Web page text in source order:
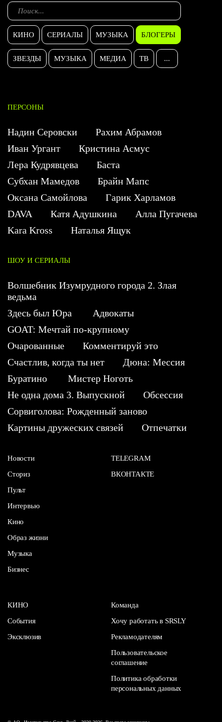
КИНО СЕРИАЛЫ МУЗЫКА БЛОГЕРЫ
ЗВЕЗДЫ МУЗЫКА МЕДИА ТВ ...
ПЕРСОНЫ
Надин Серовски
Рахим Абрамов
Иван Ургант
Кристина Асмус
Лера Кудрявцева
Баста
Субхан Мамедов
Брайн Мапс
Оксана Самойлова
Гарик Харламов
DAVA
Катя Адушкина
Алла Пугачева
Kara Kross
Наталья Ящук
ШОУ И СЕРИАЛЫ
Волшебник Изумрудного города 2. Злая
ведьма
Здесь был Юра
Адвокаты
GOAT: Мечтай по-крупному
Очарованные
Комментируй это
Счастлив, когда ты нет
Дюна: Мессия
Буратино
Мистер Ноготь
Не одна дома 3. Выпускной
Обсессия
Сорвиголова: Рожденный заново
Картины дружеских связей
Отпечатки
Новости
Сториз
Пульт
Интервью
Кино
Образ жизни
Музыка
Бизнес
TELEGRAM
ВКОНТАКТЕ
КИНО
События
Эксклюзив
Команда
Хочу работать в SRSLY
Рекламодателям
Пользовательское
соглашение
Политика обработки
персональных данных